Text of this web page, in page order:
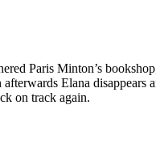
Paris Minton’s
Elana disappears
on track again.